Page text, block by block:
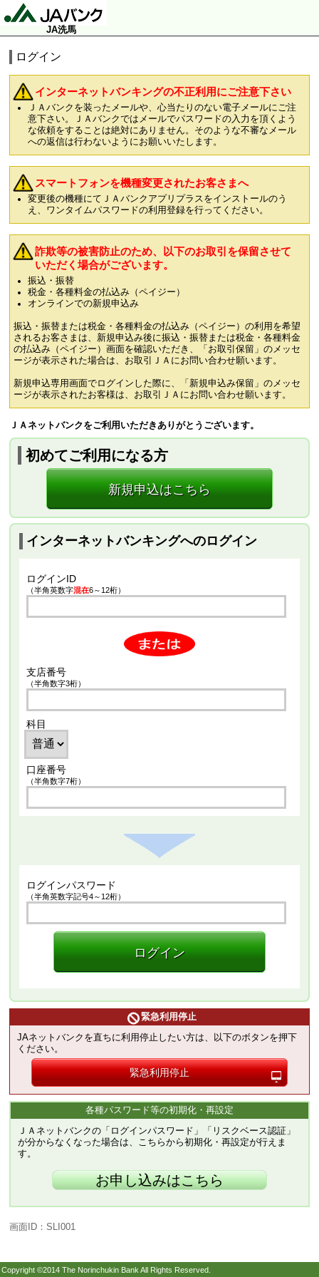
JA洗馬
ログイン
インターネットバンキングの不正利用にご注意下さい
ＪＡバンクを装ったメールや、心当たりのない電子メールにご注
意下さい。ＪＡバンクではメールでパスワードの入力を頂くよう
な依頼をすることは絶対にありません。そのような不審なメール
への返信は行わないようにお願いいたします。
スマートフォンを機種変更されたお客さまへ
変更後の機種にてＪＡバンクアプリプラスをインストールのう
え、ワンタイムパスワードの利用登録を行ってください。
詐欺等の被害防止のため、以下のお取引を保留させて
いただく場合がございます。
振込・振替
税金・各種料金の払込み（ペイジー）
オンラインでの新規申込み
振込・振替または税金・各種料金の払込み（ペイジー）の利用を希望
されるお客さまは、新規申込み後に振込・振替または税金・各種料金
の払込み（ペイジー）画面を確認いただき、「お取引保留」のメッセ
ージが表示された場合は、お取引ＪＡにお問い合わせ願います。
新規申込専用画面でログインした際に、「新規申込み保留」のメッセ
ージが表示されたお客様は、お取引ＪＡにお問い合わせ願います。
ＪＡネットバンクをご利用いただきありがとうございます。
初めてご利用になる方
新規申込はこちら
インターネットバンキングへのログイン
ログインID
（半角英数字混在6～12桁）
支店番号
（半角数字3桁）
科目
口座番号
（半角数字7桁）
ログインパスワード
（半角英数字記号4～12桁）
ログイン
緊急利用停止
JAネットバンクを直ちに利用停止したい方は、以下のボタンを押下
ください。
緊急利用停止
各種パスワード等の初期化・再設定
ＪＡネットバンクの「ログインパスワード」「リスクベース認証」
が分からなくなった場合は、こちらから初期化・再設定が行えま
す。
お申し込みはこちら
画面ID：SLI001
Copyright ©2014 The Norinchukin Bank All Rights Reserved.